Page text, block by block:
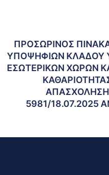
ΠΡΟΣΩΡΙΝΟΣ
ΥΠΟΨΗΦΙΩΝ ΚΛΑΔΟΥ
ΕΣΩΤΕΡΙΚΩΝ ΧΩΡΩΝ
5981/18.07.2025